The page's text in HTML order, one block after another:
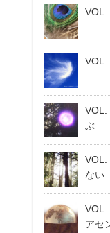
VOL.
VOL.
VOL.
ぶ
VOL.
ない
VOL.
アセ